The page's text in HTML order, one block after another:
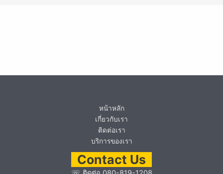
หน้าหลัก
เกี่ยวกับเรา
ติดต่อเรา
บริการของเรา
Contact Us